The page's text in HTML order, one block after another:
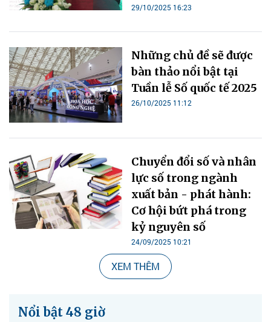
29/10/2025 16:23
Những chủ đề sẽ được
bàn thảo nổi bật tại
Tuần lễ Số quốc tế 2025
26/10/2025 11:12
Chuyển đổi số và nhân
lực số trong ngành
xuất bản - phát hành:
Cơ hội bứt phá trong
kỷ nguyên số
24/09/2025 10:21
XEM THÊM
Nổi bật 48 giờ